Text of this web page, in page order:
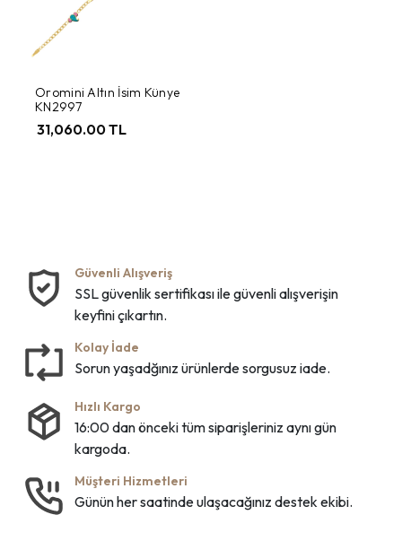
Oromini Altın İsim Künye
KN2997
31,060.00 TL
Güvenli Alışveriş
SSL güvenlik sertifikası ile güvenli alışverişin
keyfini çıkartın.
Kolay İade
Sorun yaşadğınız ürünlerde sorgusuz iade.
Hızlı Kargo
16:00 dan önceki tüm siparişleriniz aynı gün
kargoda.
Müşteri Hizmetleri
Günün her saatinde ulaşacağınız destek ekibi.